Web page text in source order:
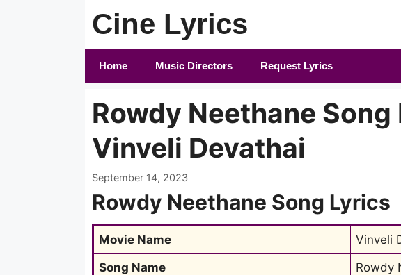
Cine Lyrics
Home Music Directors Request Lyrics
Rowdy Neethane Song
Vinveli Devathai
September 14, 2023
Rowdy Neethane Song Lyrics
Movie Name
Vinveli
Song Name
Rowdy